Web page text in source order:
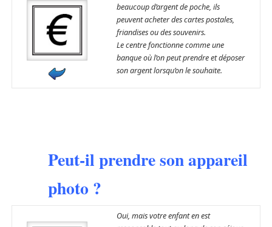
beaucoup d’argent de poche, ils
peuvent acheter des cartes postales,
friandises ou des souvenirs.
Le centre fonctionne comme une
banque où l’on peut prendre et déposer
son argent lorsqu’on le souhaite.
Peut-il prendre son appareil
photo ?
Oui, mais votre enfant en est